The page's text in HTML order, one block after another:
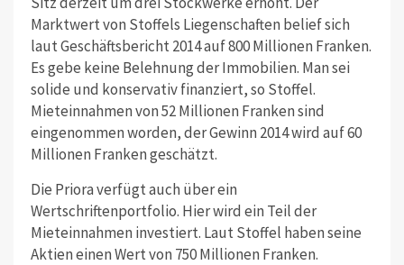
Marktwert von Stoffels Liegenschaften belief sich
laut Geschäftsbericht 2014 auf 800 Millionen Franken.
Es gebe keine Belehnung der Immobilien. Man sei
solide und konservativ finanziert, so Stoffel.
Mieteinnahmen von 52 Millionen Franken sind
eingenommen worden, der Gewinn 2014 wird auf 60
Millionen Franken geschätzt.
Die Priora verfügt auch über ein
Wertschriftenportfolio. Hier wird ein Teil der
Mieteinnahmen investiert. Laut Stoffel haben seine
Aktien einen Wert von 750 Millionen Franken.